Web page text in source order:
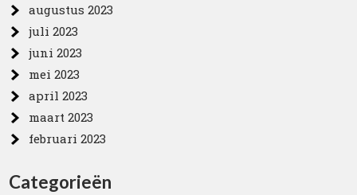
augustus 2023
juli 2023
juni 2023
mei 2023
april 2023
maart 2023
februari 2023
Categorieën